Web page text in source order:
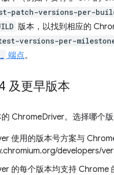
patch-versions-per-
版本，以找到相应的
versions-per-
端点。
及更早版本
ChromeDriver。选择哪个
使用的版本号方案与
developers/
的每个版本均支持 Chrome